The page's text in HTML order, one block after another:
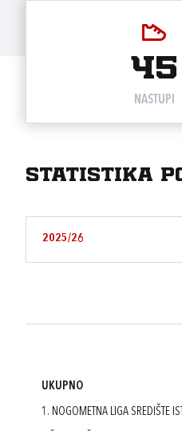
45
NASTUPI
Statistika
2025/26
UKUPNO
1. NOGOMETNA LIGA SREDIŠTE